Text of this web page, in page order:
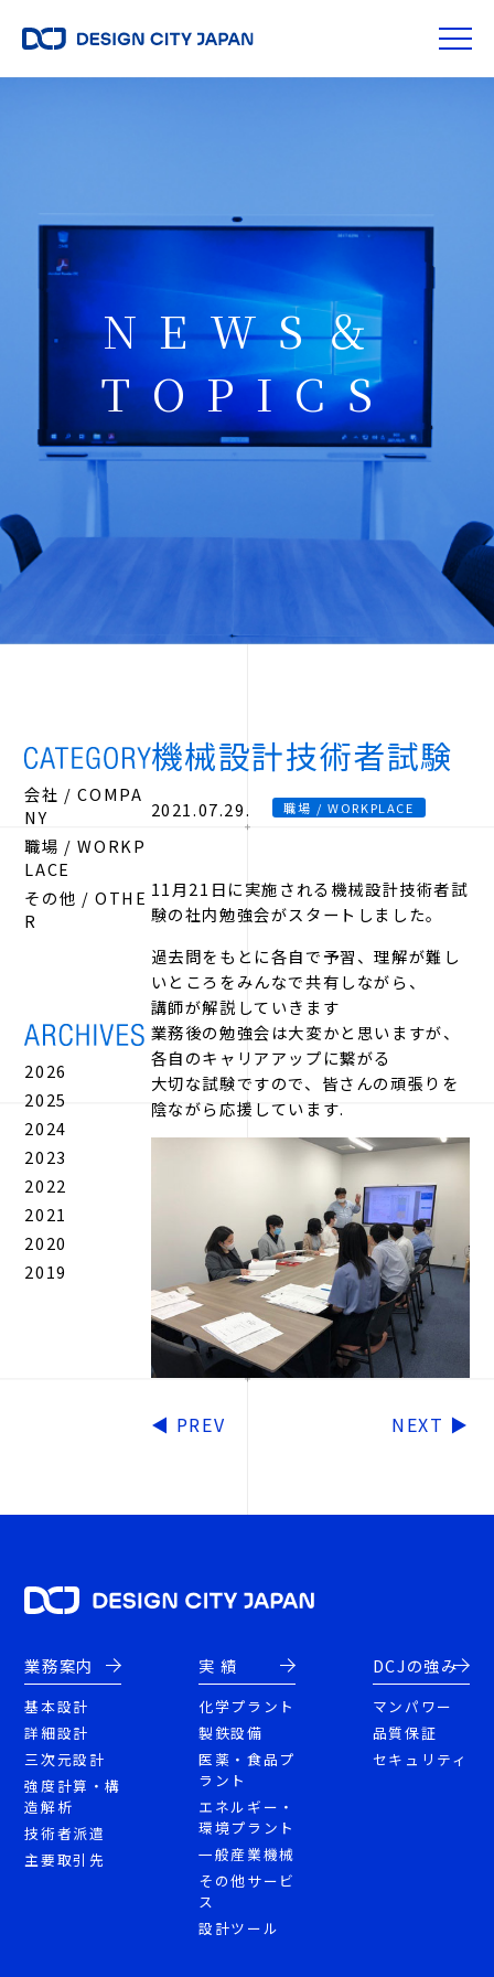
NEWS＆
TOPICS
会社 / COMPA
NY
職場 / WORKP
LACE
その他 / OTHE
R
2026
2025
2024
2023
2022
2021
2020
2019
機械設計技術者試験
2021.07.29. 職場 / WORKPLACE
11月21日に実施される機械設計技術者試
験の社内勉強会がスタートしました。
過去問をもとに各自で予習、理解が難し
いところをみんなで共有しながら、
講師が解説していきます
業務後の勉強会は大変かと思いますが、
各自のキャリアアップに繋がる
大切な試験ですので、皆さんの頑張りを
陰ながら応援しています.
◀ PREV NEXT ▶
業務案内
基本設計
詳細設計
三次元設計
強度計算・構
造解析
技術者派遣
主要取引先
実 績
化学プラント
製鉄設備
医薬・食品プ
ラント
エネルギー・
環境プラント
一般産業機械
その他サービ
ス
設計ツール
DCJの強み
マンパワー
品質保証
セキュリティ